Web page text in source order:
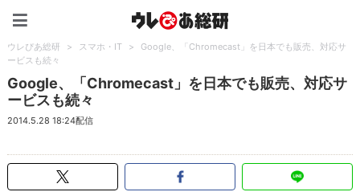
ウレぴあ総研 > スマホ・IT >
Google、「Chromecast」を日本でも販売、対応サ
ービスも続々
Google、「Chromecast」を日本でも販売、対応サ
ービスも続々
2014.5.28 18:24配信